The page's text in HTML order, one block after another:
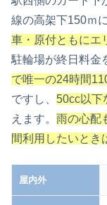
線の高架下150ｍ
車・原付ともにエ
駐輪場が終日料金
で唯一の24時間
ですし、 50cc以下
えます。 雨の心配
間利用したいとき
屋内外